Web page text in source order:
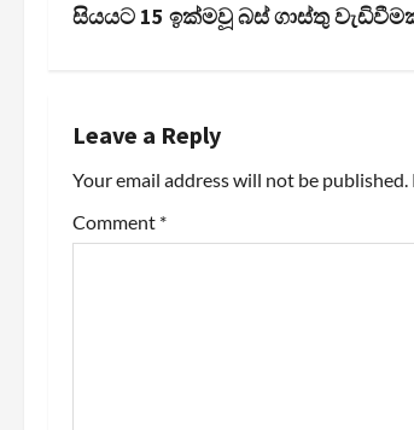
s
n
a
v
සියයට 15 ඉක්මවූ බස් ගාස්තු
Leave a Reply
Your email address will not be published.
Comment *